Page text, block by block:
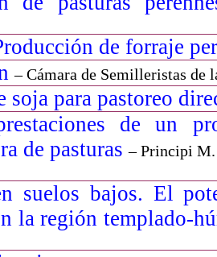
de forraje
– Cámara de Semilleristas de
soja para pastoreo
de un
de pasturas–Principi M.
suelos bajos. El
la región templado-